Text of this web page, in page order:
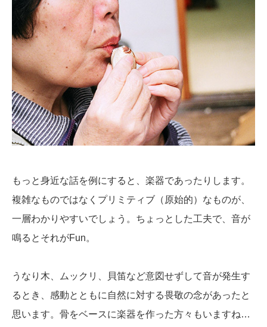
もっと身近な話を例にすると、楽器であったりします。
複雑なものではなくプリミティブ（原始的）なものが、
一層わかりやすいでしょう。ちょっとした工夫で、音が
鳴るとそれがFun。
うなり木、ムックリ、貝笛など意図せずして音が発生す
るとき、感動とともに自然に対する畏敬の念があったと
思います。骨をベースに楽器を作った方々もいますね…